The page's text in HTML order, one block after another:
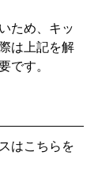
ため、キッ
は上記を解
です。
はこちらを